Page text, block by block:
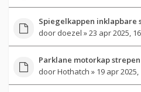
Spiegelkappen inklapbare
door doezel » 23 apr 2025,
Parklane motorkap strepen
doorHothatch » 19 apr 2025,